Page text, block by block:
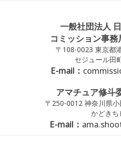
一般社団法人
コミッション事
〒108-0023 東京都
セジュール田
E-mail：
アマチュア修斗
〒250-0012 神奈川県
かどきち
E-mail：